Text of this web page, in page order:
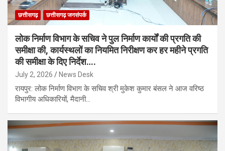
छत्तीसगढ़ छत्तीसगढ़ जनसंपर्क
लोक निर्माण विभाग के सचिव ने पुल निर्माण कार्यों की प्रगति की
समीक्षा की, कार्यस्थलों का नियमित निरीक्षण कर हर महीने प्रगति
की समीक्षा के दिए निर्देश….
July 2, 2026 News Desk
रायपुर: लोक निर्माण विभाग के सचिव श्री मुकेश कुमार बंसल ने आज वरिष्ठ
विभागीय अधिकारियों, मैदानी…